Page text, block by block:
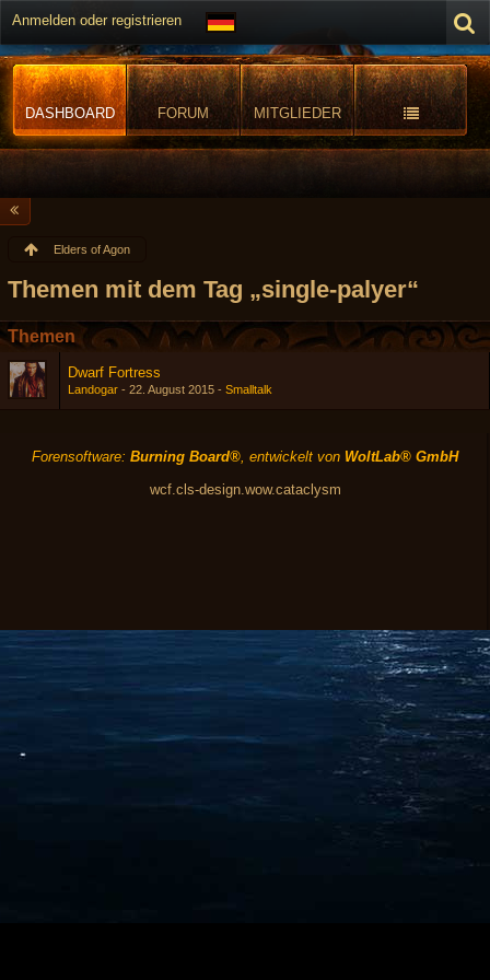
Anmelden oder registrieren
DASHBOARD FORUM MITGLIEDER
Elders of Agon
Themen mit dem Tag „single-palyer“
Themen
Dwarf Fortress
Landogar - 22. August 2015 - Smalltalk
Forensoftware: Burning Board®, entwickelt von WoltLab® GmbH
wcf.cls-design.wow.cataclysm